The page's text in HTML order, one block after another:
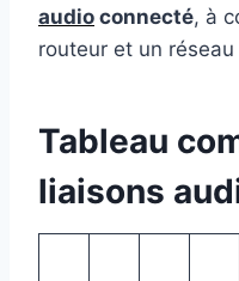
audio connecté, à
routeur et un
Tableau
liaisons